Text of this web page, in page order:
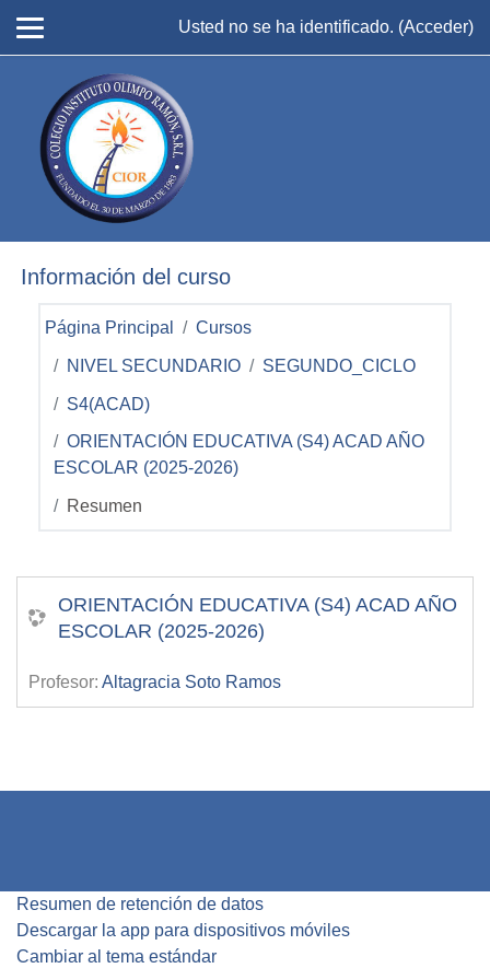
Usted no se ha identificado. (Acceder)
Información del curso
Página Principal Cursos
NIVEL SECUNDARIO SEGUNDO_CICLO
S4(ACAD)
ORIENTACIÓN EDUCATIVA (S4) ACAD AÑO
ESCOLAR (2025-2026)
Resumen
ORIENTACIÓN EDUCATIVA (S4) ACAD AÑO
ESCOLAR (2025-2026)
Profesor: Altagracia Soto Ramos
Resumen de retención de datos
Descargar la app para dispositivos móviles
Cambiar al tema estándar